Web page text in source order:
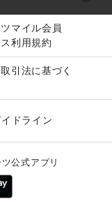
マイル会員
利用規約
引法に基づく
ドライン
公式アプリ